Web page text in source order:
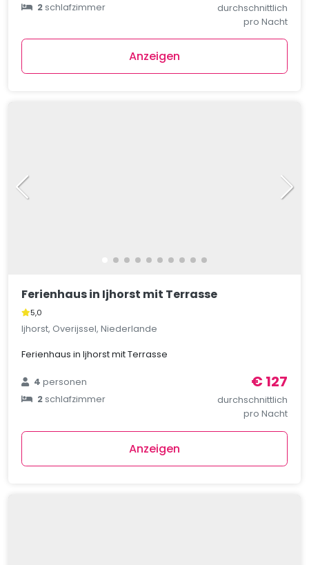
2schlafzimmer
durchschnittlich
pro Nacht
Anzeigen
Ferienhaus in Ijhorst mit Terrasse
5,0
Ijhorst, Overijssel, Niederlande
Ferienhaus in Ijhorst mit Terrasse
4personen
2schlafzimmer
€ 127
durchschnittlich
pro Nacht
Anzeigen